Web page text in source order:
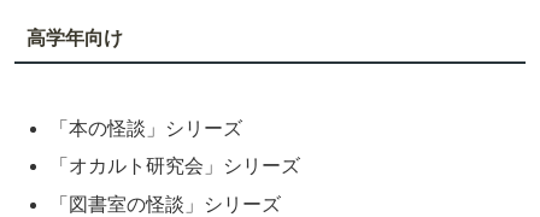
高学年向け
「本の怪談」シリーズ
「オカルト研究会」シリーズ
「図書室の怪談」シリーズ